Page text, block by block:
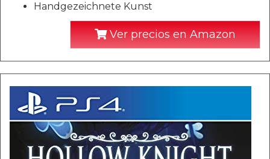
Handgezeichnete Kunst
Ver precios en Amazon